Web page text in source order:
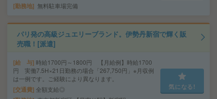
勤務地 無料駐車場完備
パリ発の高級ジュエリーブランド。伊勢丹新宿で輝く販
売職！[派遣]
給 与 時給1700円～1800円 【月給例】時給1700
円 実働7.5H×21日勤務の場合「267,750円」※月収例
は一例です。ご経験により異なります。
交通費 全額支給◎ 気になる!